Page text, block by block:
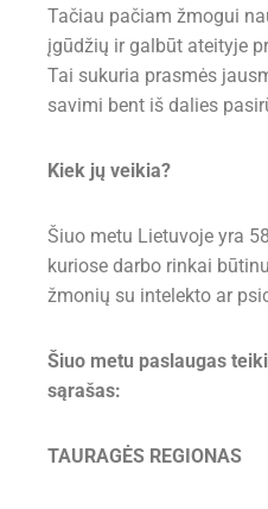
Tačiau pačiam žmogui
įgūdžių ir galbūt ateityje
Tai sukuria prasmės
savimi bent iš dalies
Kiek jų veikia?
Šiuo metu Lietuvoje yra
kuriose darbo rinkai
žmonių su intelekto ar
Šiuo metu paslaugas
sąrašas:
TAURAGĖS REGIONAS